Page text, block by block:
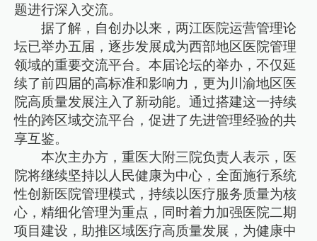
题进行深入交流。
据了解，自创办以来，两江医院运营管理论
坛已举办五届，逐步发展成为西部地区医院管理
领域的重要交流平台。本届论坛的举办，不仅延
续了前四届的高标准和影响力，更为川渝地区医
院高质量发展注入了新动能。通过搭建这一持续
性的跨区域交流平台，促进了先进管理经验的共
享互鉴。
本次主办方，重医大附三院负责人表示，医
院将继续坚持以人民健康为中心，全面施行系统
性创新医院管理模式，持续以医疗服务质量为核
心，精细化管理为重点，同时着力加强医院二期
项目建设，助推区域医疗高质量发展，为健康中